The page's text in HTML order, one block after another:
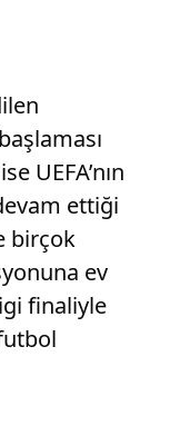
UEFA’nın
ettiği
birçok
ev
finaliyle